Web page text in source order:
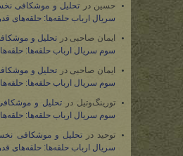
حسین در تحلیل و موشکافی
سریال ارباب حلقه‌ها: حلقه‌های
ایمان صاحبی در تحلیل و
سوم سریال ارباب حلقه‌ها:
ایمان صاحبی در تحلیل و
سوم سریال ارباب حلقه‌ها:
تورینگ‌وتیل در تحلیل و
سوم سریال ارباب حلقه‌ها:
توحید درتحلیل و موشکافی
سریال ارباب حلقه‌ها: حلقه‌های